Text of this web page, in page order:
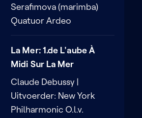
Serafimova (marimba)
Quatuor Ardeo
La Mer: 1.de L'aube À
Midi Sur La Mer
Claude Debussy |
Uitvoerder: New York
Philharmonic O.l.v.